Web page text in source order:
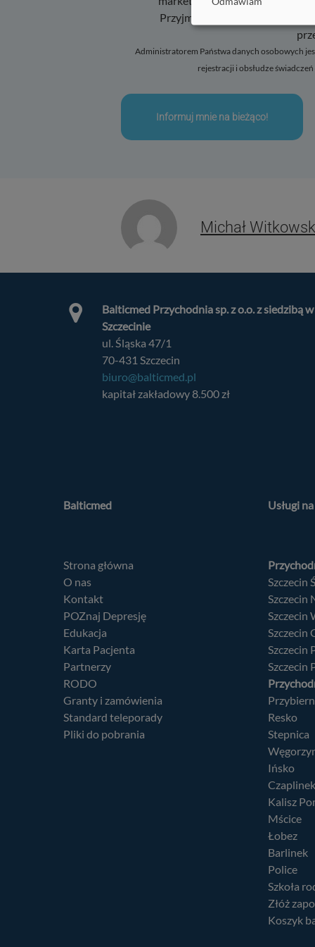
Przyjmuję do wiadomości, że
Administratorem Państwa danych osobowych jest Balticmed Przychodnia Spółka z ograniczoną odpowiedzialnością z siedzibą w Szczecinie, ul. Śląska 47/1, 70-431 Szczecin.Dane służą
rejestracji i obsłudze
Michał
Balticmed Przychodnia sp. z o.o. z siedzibą w
Szczecinie
ul. Śląska 47/1
70-431 Szczecin
biuro@balticmed.pl
kapitał zakładowy 8.500 zł
Balticmed
Strona główna
O nas
Kontakt
POZnaj Depresję
Edukacja
Karta Pacjenta
Partnerzy
RODO
Granty i zamówienia
Standard teleporady
Pliki do pobrania
Usługi
Szczecin
Szczecin
Szczecin
Szczecin
Szczecin
Szczecin
Resko
Stepnica
Ińsko
Czaplinek
Kalisz
Mścice
Łobez
Barlinek
Police
Szkoła
Złóż
Koszyk
Aby dowiedzieć się
Partnerzy
Włącz lub wyłącz